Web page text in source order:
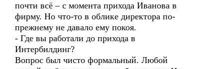
почти всё – с момента прихода Иванова в
фирму. Но что-то в облике директора по-
прежнему не давало ему покоя.
- Где вы работали до прихода в
Интербилдинг?
Вопрос был чисто формальный. Любой